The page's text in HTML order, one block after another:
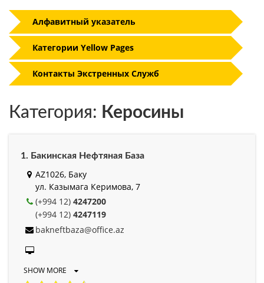
Категория: Керосины
1. Бакинская Нефтяная База
AZ1026, Баку
ул. Казымага Керимова, 7
(+994 12) 4247200
(+994 12) 4247119
bakneftbaza@office.az
SHOW MORE
Алфавитный указатель
Категории Yellow Pages
Контакты Экстренных Служб